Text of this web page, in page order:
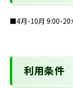
■4月-10月 9:00-
利用条件